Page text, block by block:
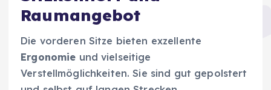
Raumangebot
Die vorderen Sitze bieten exzellente
Ergonomie und vielseitige
Verstellmöglichkeiten. Sie sind gut gepolstert